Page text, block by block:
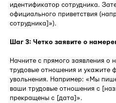
идентификатор сотрудника.
официального приветствия
сотрудника]»).
Шаг 3: Четко заявите о
Начните с прямого заявления о
трудовые отношения и укажите
увольнения. Например: «Мы
ваши трудовые отношения с
прекращены с [дата]».